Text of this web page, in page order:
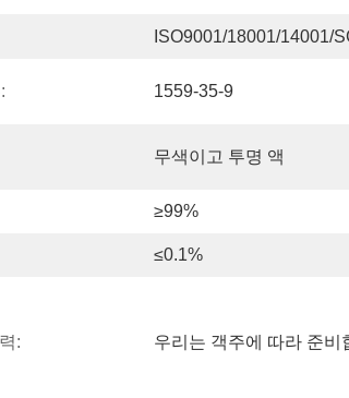
ISO9001/18001/14001/
1559-35-9
무색이고 투명 액
≥99%
≤0.1%
: 우리는 객주에 따라 준비